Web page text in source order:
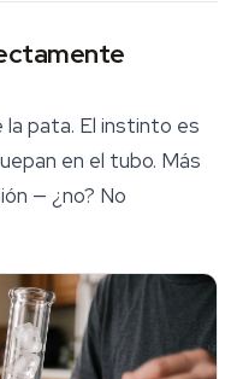
pata. El instinto es
en el tubo. Más
— ¿no? No